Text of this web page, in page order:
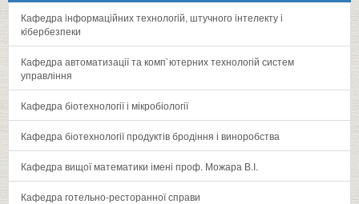
Кафедра iнформацiйних технологiй, штучного iнтелекту i
кiбербезпеки
Кафедра автоматизації та комп`ютерних технологій систем
управління
Кафедра біотехнології і мікробіології
Кафедра біотехнології продуктів бродіння і виноробства
Кафедра вищої математики імені проф. Можара В.І.
Кафедра готельно-ресторанної справи